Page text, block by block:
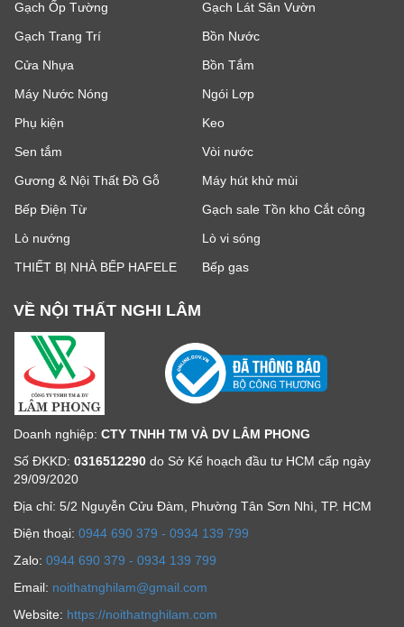
Gạch Ốp Tường
Gạch Lát Sân Vườn
Gạch Trang Trí
Bồn Nước
Cửa Nhựa
Bồn Tắm
Máy Nước Nóng
Ngói Lợp
Phụ kiện
Keo
Sen tắm
Vòi nước
Gương & Nội Thất Đồ Gỗ
Máy hút khử mùi
Bếp Điện Từ
Gạch sale Tồn kho Cắt công
Lò nướng
Lò vi sóng
THIẾT BỊ NHÀ BẾP HAFELE
Bếp gas
VỀ NỘI THẤT NGHI LÂM
Doanh nghiệp: CTY TNHH TM VÀ DV LÂM PHONG
Số ĐKKD: 0316512290 do Sở Kế hoạch đầu tư HCM cấp ngày
29/09/2020
Địa chỉ: 5/2 Nguyễn Cửu Đàm, Phường Tân Sơn Nhì, TP. HCM
Ðiện thoại: 0944 690 379 - 0934 139 799
Zalo: 0944 690 379 - 0934 139 799
Email: noithatnghilam@gmail.com
Website: https://noithatnghilam.com